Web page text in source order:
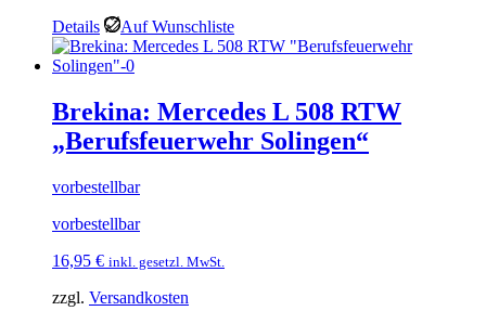
Details Auf Wunschliste
Brekina: Mercedes L 508 RTW
„Berufsfeuerwehr Solingen“
vorbestellbar
vorbestellbar
16,95 € inkl. gesetzl. MwSt.
zzgl. Versandkosten